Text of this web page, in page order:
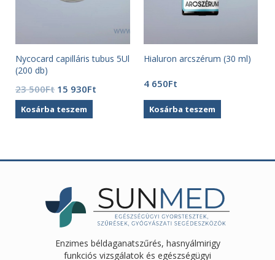
Nycocard capilláris tubus 5Ul
(200 db)
23 500Ft Original
price
was:
15 930Ft
Kosárba teszem
Hialuron arcszérum (30 ml)
4 650Ft
Kosárba teszem
Enzimes béldaganatszűrés, hasnyálmirigy
funkciós vizsgálatok és egészségügyi